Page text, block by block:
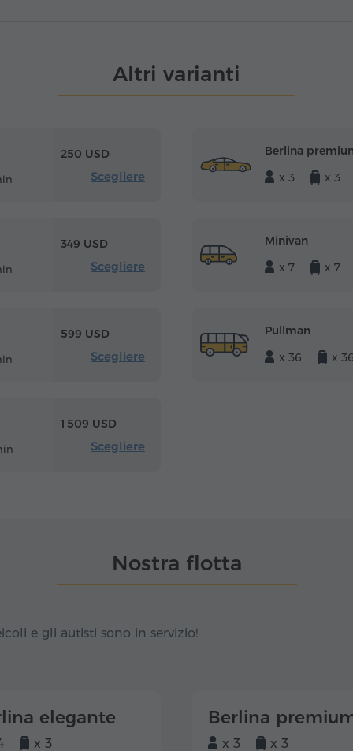
Altri varianti
250 USD
Scegliere
Berlina
x 3
x 3
349 USD
Scegliere
Minivan
x 7
x 7
599 USD
Scegliere
Pullman
x 36
x
1 509 USD
Scegliere
Nostra flotta
e gli autisti sono in servizio!
elegante
x 3
Berlina
x 3 x 3